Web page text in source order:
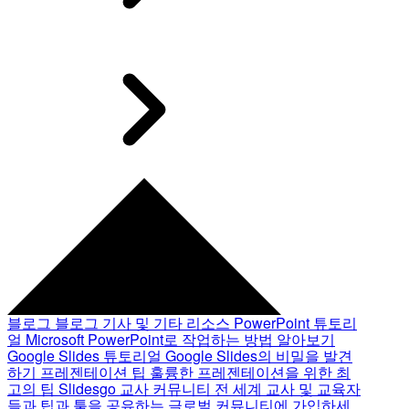
블로그 블로그 기사 및 기타 리소스 PowerPoint 튜토리
얼 Microsoft PowerPoint로 작업하는 방법 알아보기
Google Slides 튜토리얼 Google Slides의 비밀을 발견
하기 프레젠테이션 팁 훌륭한 프레젠테이션을 위한 최
고의 팁 Slidesgo 교사 커뮤니티 전 세계 교사 및 교육자